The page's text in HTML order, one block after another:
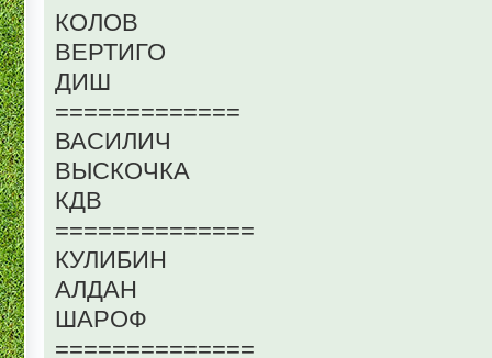
КОЛОВ
ВЕРТИГО
ДИШ
=============
ВАСИЛИЧ
ВЫСКОЧКА
КДВ
==============
КУЛИБИН
АЛДАН
ШАРОФ
==============